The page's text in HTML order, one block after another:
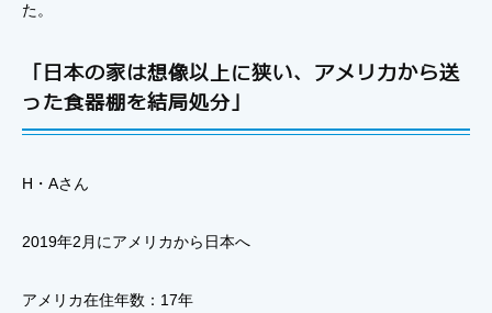
た。
「日本の家は想像以上に狭い、アメリカから送
った食器棚を結局処分」
H・Aさん
2019年2月にアメリカから日本へ
アメリカ在住年数：17年